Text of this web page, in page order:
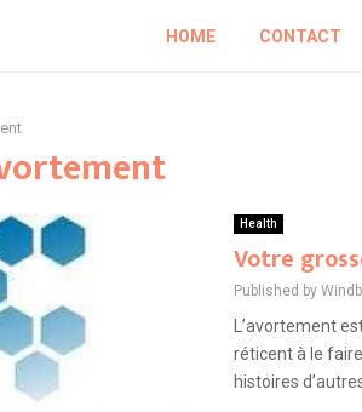
HOME CONTACT
Health
Votre
Published by
L’avortement
réticent à le
histoires